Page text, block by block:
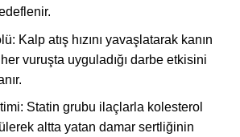
Kalp atış hızını yavaşlatarak kanın
vuruşta uyguladığı darbe etkisini
Statin grubu ilaçlarla kolesterol
altta yatan damar sertliğinin